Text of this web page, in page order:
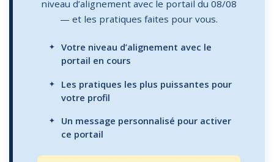
niveau d’alignement avec le portail du 08/08
— et les pratiques faites pour vous.
Votre niveau d’alignement avec le
portail en cours
Les pratiques les plus puissantes pour
votre profil
Un message personnalisé pour activer
ce portail